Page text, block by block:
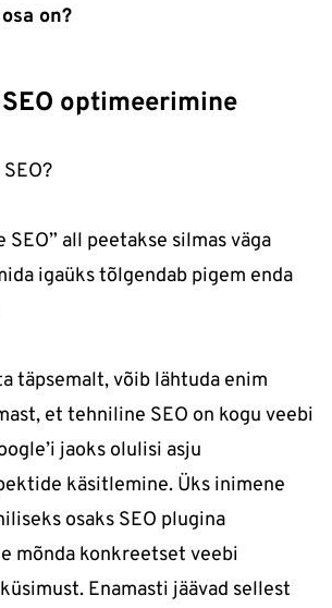
on?
optimeerimine
SEO” all peetakse silmas väga
igaüks tõlgendab pigem enda
täpsemalt, võib lähtuda enim
et tehniline SEO on kogu veebi
jaoks olulisi asju
käsitlemine. Üks inimene
osaks SEO plugina
mõnda konkreetset veebi
Enamasti jäävad sellest